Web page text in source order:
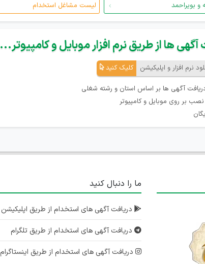
و بویراحمد لیست مشاغل استخدام
آگهی ها از طریق نرم افزار موبایل و کامپیوتر...
نرم افزار و اپلیکیشن کلیک کنید
آگهی ها بر اساس استان و رشته شغلی
بر روی موبایل و کامپیوتر
ما را دنبال کنید
دریافت آگهی های استخدام از طریق اپلیکیشن
دریافت آگهی های استخدام از طریق تلگرام
دریافت آگهی های استخدام از طریق اینستاگرام